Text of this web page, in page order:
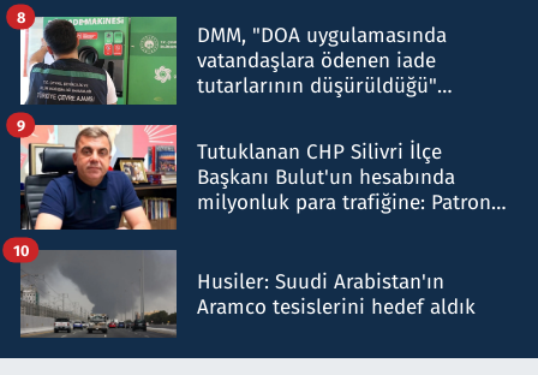
DMM, "DOA uygulamasında
vatandaşlara ödenen iade
tutarlarının düşürüldüğü"
8
Tutuklanan CHP Silivri İlçe
Başkanı Bulut'un hesabında
milyonluk para trafiğine: Patron
9
Husiler: Suudi Arabistan'ın
Aramco tesislerini hedef aldık
10